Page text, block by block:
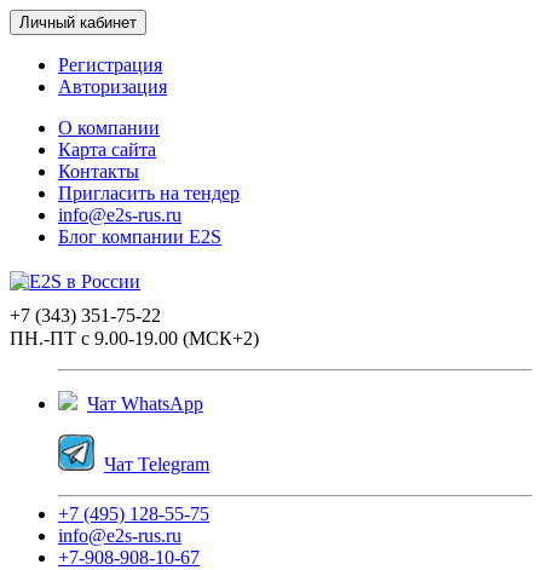
Личный кабинет
Регистрация
Авторизация
О компании
Карта сайта
Контакты
Пригласить на тендер
info@e2s-rus.ru
Блог компании E2S
+7 (343) 351-75-22
ПН.-ПТ с 9.00-19.00 (МСК+2)
Чат WhatsApp
Чат Telegram
+7 (495) 128-55-75
info@e2s-rus.ru
+7-908-908-10-67